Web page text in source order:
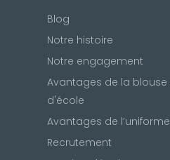
Blog
Notre histoire
Notre engagement
Avantages de la
d'école
Avantages de
Recrutement